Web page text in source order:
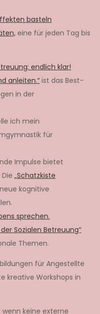
basteln
eine für jeden Tag bis
endlich klar!
anleiten.“ ist das Best-
in der
ich mein
für
Impulse bietet
Die „Schatzkiste
kognitive
sprechen.
Sozialen Betreuung“
Themen.
für Angestellte
kreative Workshops in
keine externe